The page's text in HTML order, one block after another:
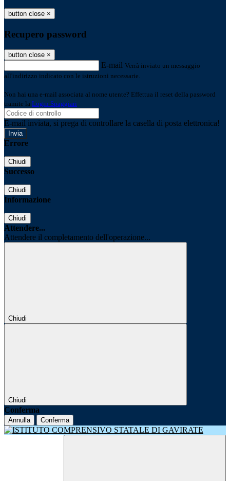
button close ×
Recupero password
button close ×
E-mail Verrà inviato un messaggio
all'indirizzo indicato con le istruzioni necessarie.
Non hai una e-mail associata al nome utente? Effettua il reset della password
tramite la Login Spaggiari
E-mail inviata, si prega di controllare la casella di posta elettronica!
Errore
Chiudi
Successo
Chiudi
Informazione
Chiudi
Attendere...
Attendere il completamento dell'operazione...
Chiudi
Chiudi
Conferma
Annulla Conferma